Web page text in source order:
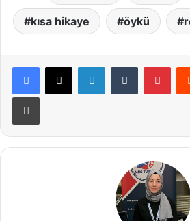
kısa hikaye öykü
LinkedInTumblr
Yazdır